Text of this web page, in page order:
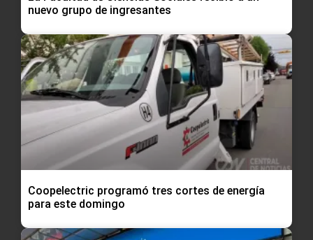
nuevo grupo de ingresantes
Coopelectric programó tres cortes de energía
para este domingo